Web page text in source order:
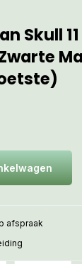
Skull
afspraak